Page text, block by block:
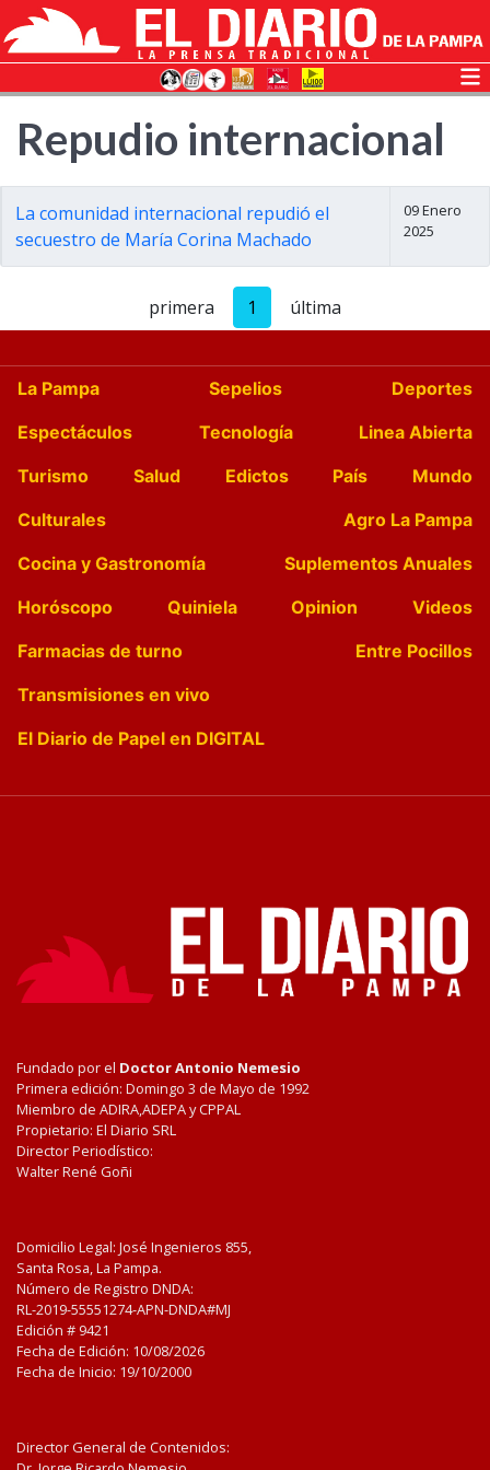
Repudio internacional
La comunidad internacional repudió el
secuestro de María Corina Machado
09 Enero
2025
primera 1 última
La Pampa Sepelios
Deportes
Espectáculos
Tecnología
Linea Abierta
Turismo
Salud Edictos País
Mundo
Culturales
Agro La Pampa
Cocina y Gastronomía
Suplementos Anuales
Horóscopo
Quiniela Opinion
Videos
Farmacias de turno
Entre Pocillos
Transmisiones en vivo
El Diario de Papel en DIGITAL
Fundado por el Doctor Antonio Nemesio
Primera edición: Domingo 3 de Mayo de 1992
Miembro de ADIRA,ADEPA y CPPAL
Propietario: El Diario SRL
Director Periodístico:
Walter René Goñi
Domicilio Legal: José Ingenieros 855,
Santa Rosa, La Pampa.
Número de Registro DNDA:
RL-2019-55551274-APN-DNDA#MJ
Edición # 9421
Fecha de Edición: 10/08/2026
Fecha de Inicio: 19/10/2000
Director General de Contenidos: